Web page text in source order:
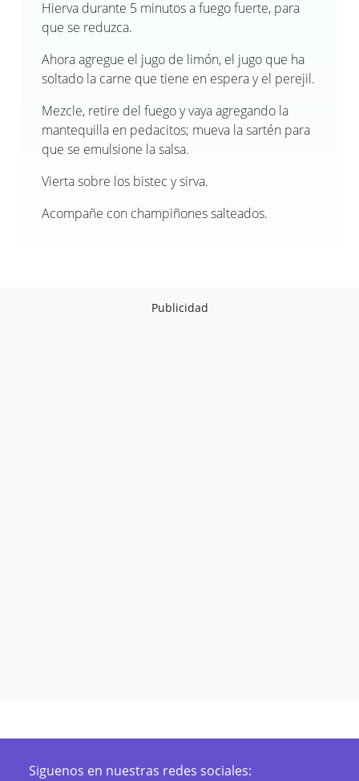
Hierva durante 5 minutos a fuego fuerte, para
que se reduzca.
Ahora agregue el jugo de limón, el jugo que ha
soltado la carne que tiene en espera y el perejil.
Mezcle, retire del fuego y vaya agregando la
mantequilla en pedacitos; mueva la sartén para
que se emulsione la salsa.
Vierta sobre los bistec y sirva.
Acompañe con champiñones salteados.
Publicidad
Siguenos en nuestras redes sociales: